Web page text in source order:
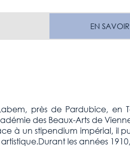
EN
près de Pardubice, en
des Beaux-Arts de
à un stipendium impérial, il
les années